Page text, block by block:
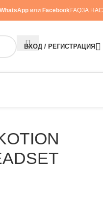
WhatsAppили Facebook FAQЗА НАС
ВХОД / РЕГИСТРАЦИЯ